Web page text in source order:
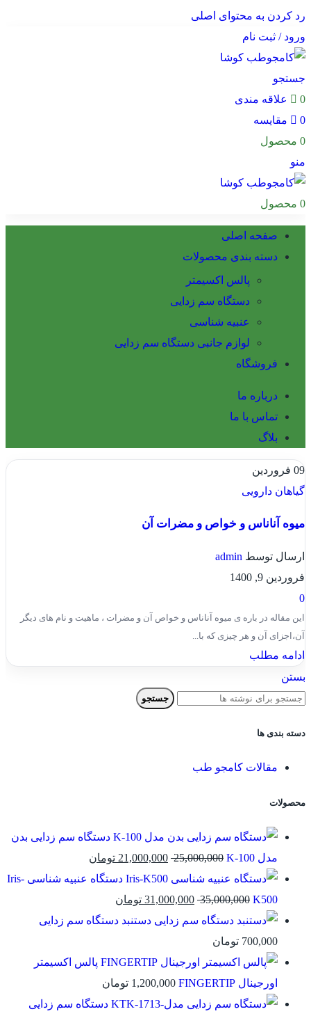
رد کردن به محتوای اصلی
ورود / ثبت نام
جستجو
0
علاقه مندی
0
مقایسه
0 محصول
منو
0 محصول
صفحه اصلی
دسته بندی محصولات
پالس اکسیمتر
دستگاه سم زدایی
عنبیه شناسی
لوازم جانبی دستگاه سم زدایی
فروشگاه
درباره ما
تماس با ما
بلاگ
09 فروردین
گیاهان دارویی
میوه آناناس و خواص و مضرات آن
ارسال توسط admin
فروردین 9, 1400
0
این مقاله در باره ی میوه آناناس و خواص آن و مضرات ، ماهیت و نام های دیگر
آن،اجزای آن و هر چیزی که با...
ادامه مطلب
بستن
جستجو
دسته بندی ها
مقالات کامجو طب
محصولات
دستگاه سم زدایی بدن
مدل K-100
25,000,000 قیمت
اصلی:
25,000,000 تومان
بود.
21,000,000 تومان
فعلی:
دستگاه عنبیه شناسی Iris-
K500
35,000,000 قیمت
اصلی:
بود.
31,000,000 تومان
فعلی:
دستنبد دستگاه سم زدایی
700,000 تومان
پالس اکسیمتر
اورجینال FINGERTIP
1,200,000 تومان
دستگاه سم زدایی